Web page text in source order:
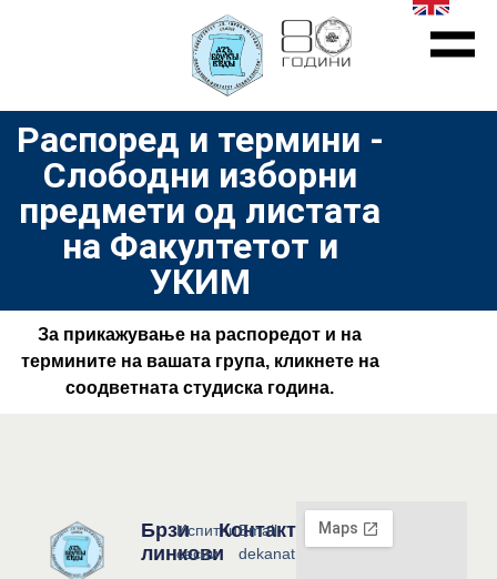
Распоред и термини -
Слободни изборни
предмети од листата
на Факултетот и
УКИМ
За прикажување на распоредот и на
термините на вашата група, кликнете на
соодветната студиска година.
Брзи
линкови
Испитни
сесии
Контакт
Email:
dekanat@flf.ukim.edu.mk